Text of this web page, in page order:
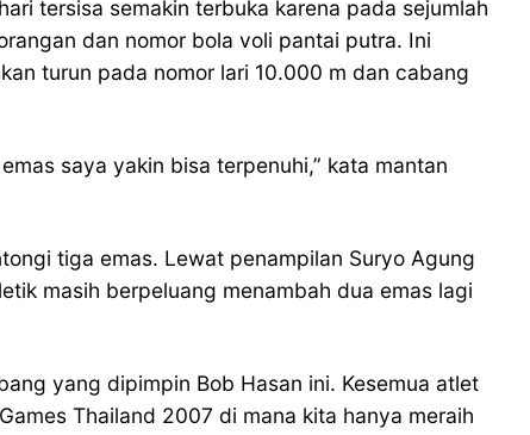
tersisa semakin terbuka karena pada sejumlah
dan nomor bola voli pantai putra. Ini
turun pada nomor lari 10.000 m dan cabang
saya yakin bisa terpenuhi,” kata mantan
tiga emas. Lewat penampilan Suryo Agung
masih berpeluang menambah dua emas lagi
yang dipimpin Bob Hasan ini. Kesemua atlet
Thailand 2007 di mana kita hanya meraih